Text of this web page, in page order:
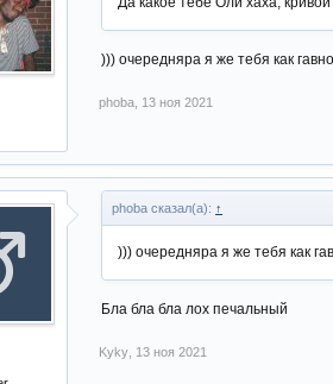
))) очередняра я же тебя как
phoba 13 ноя 2021
phoba сказал(а): ↑
))) очередняра я же тебя как
Бла бла бла лох печальный
Kyky 13 ноя 2021